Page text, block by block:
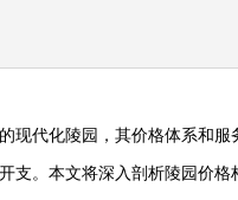
现代化陵园，其价格体系和
支。本文将深入剖析陵园价